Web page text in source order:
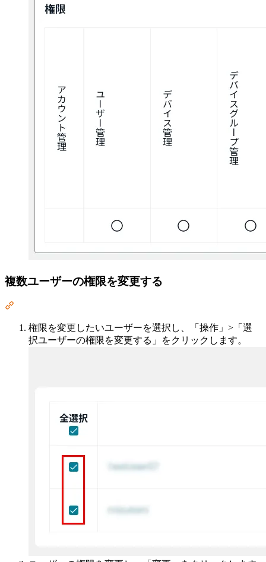
複数ユーザーの権限を変更する
権限を変更したいユーザーを選択し、「操作」>「選
択ユーザーの権限を変更する」をクリックします。